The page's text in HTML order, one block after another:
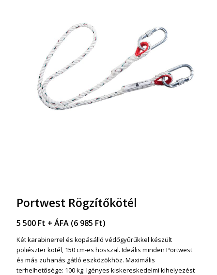
Portwest Rögzítőkötél
5 500 Ft + ÁFA (6 985 Ft)
Két karabinerrel és kopásálló védőgyűrűkkel készült
poliészter kötél, 150 cm-es hosszal. Ideális minden Portwest
és más zuhanás gátló eszközökhöz. Maximális
terhelhetősége: 100 kg. Igényes kiskereskedelmi kihelyezést